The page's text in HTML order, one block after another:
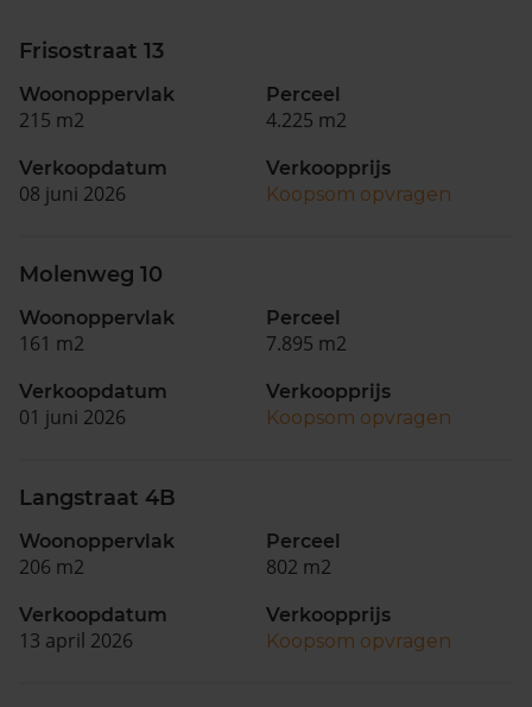
Frisostraat 13
Woonoppervlak
215 m2
Perceel
4.225 m2
Verkoopdatum
08 juni 2026
Verkoopprijs
Koopsom opvragen
Molenweg 10
Woonoppervlak
161 m2
Perceel
7.895 m2
Verkoopdatum
01 juni 2026
Verkoopprijs
Koopsom opvragen
Langstraat 4B
Woonoppervlak
206 m2
Perceel
802 m2
Verkoopdatum
13 april 2026
Verkoopprijs
Koopsom opvragen